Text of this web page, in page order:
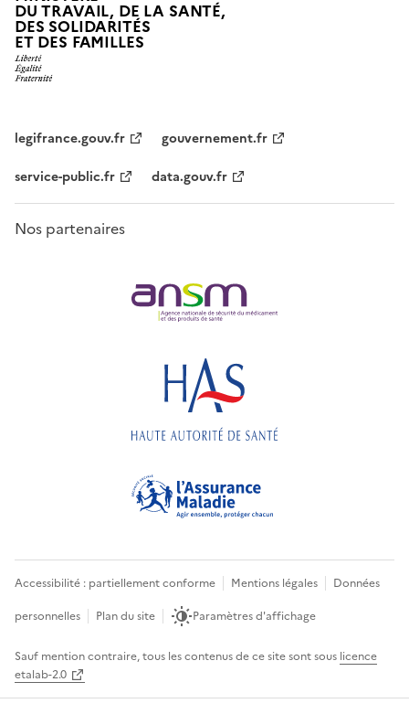
DU TRAVAIL, DE LA SANTÉ,
DES SOLIDARITÉS
ET DES FAMILLES
legifrance.gouv.fr
gouvernement.fr
service-public.fr
data.gouv.fr
Nos partenaires
Accessibilité : partiellement conforme Mentions légales
Données
personnelles
Plan du site Paramètres d'affichage
Sauf mention contraire, tous les contenus de ce site sont sous licence
etalab-2.0